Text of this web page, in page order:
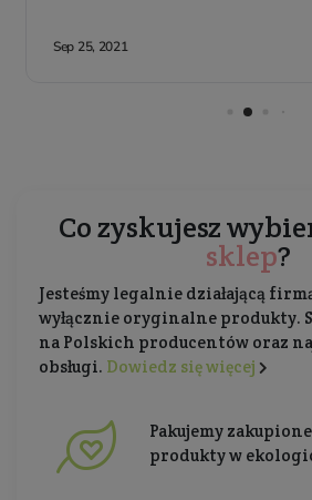
Co zyskujesz
sklep?
Jesteśmy legalnie działającą
wyłącznie oryginalne produkty.
na Polskich producentów oraz
obsługi. Dowiedz się więcej
Pakujemy
produkty w